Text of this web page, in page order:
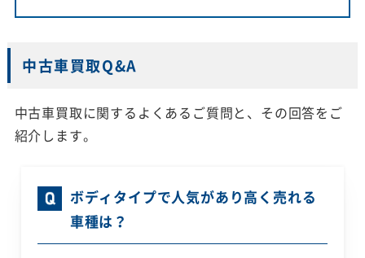
中古車買取Q&A
中古車買取に関するよくあるご質問と、その回答をご
紹介します。
ボディタイプで人気があり高く売れる
車種は？